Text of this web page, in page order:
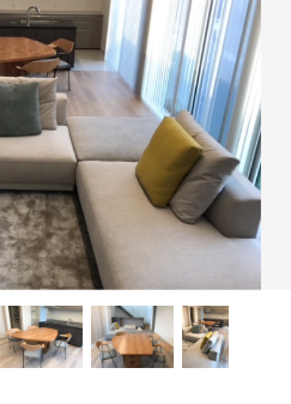
ーブル キッチンボード
カーテン アンティーク
ダイニングテーブル
ダイニングチェア ベンチ
ステムソファ テラス
ワードを表示